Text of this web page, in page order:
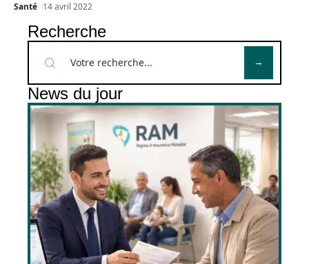
Santé 14 avril 2022
Recherche
News du jour